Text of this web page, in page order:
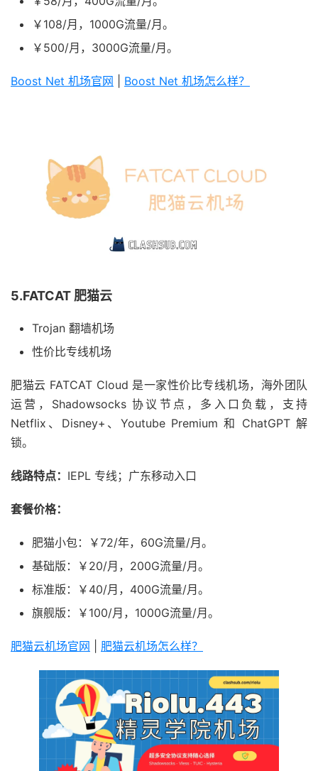
￥108/月，1000G流量/月。
￥500/月，3000G流量/月。
Boost Net 机场官网 Boost Net 机场怎么样？
5.FATCAT 肥猫云
Trojan 翻墙机场
性价比专线机场
肥猫云 FATCAT Cloud 是一家性价比专线机场，海外团队
运营，Shadowsocks 协议节点，多入口负载，支持
Netflix、Disney+、Youtube Premium 和 ChatGPT 解
锁。
线路特点： IEPL 专线；广东移动入口
套餐价格：
肥猫小包：￥72/年，60G流量/月。
基础版：￥20/月，200G流量/月。
标准版：￥40/月，400G流量/月。
旗舰版：￥100/月，1000G流量/月。
肥猫云机场官网 肥猫云机场怎么样？